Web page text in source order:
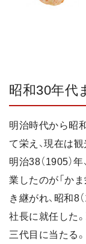
昭和30年代
明治時代から昭
て栄え、現在は
明治38（1905）
業したのが「かま
き継がれ、昭和8
社長に就任した
三代目に当たる。